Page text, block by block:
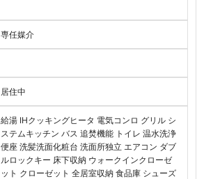
専任媒介
居住中
給湯 IHクッキングヒータ 電気コンロ グリル シ
ステムキッチン バス 追焚機能 トイレ 温水洗浄
便座 洗髪洗面化粧台 洗面所独立 エアコン ダブ
ルロックキー 床下収納 ウォークインクローゼ
ット クローゼット 全居室収納 食品庫 シューズ